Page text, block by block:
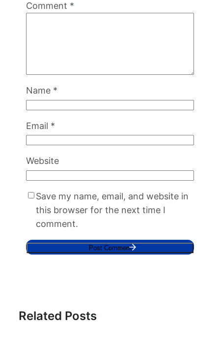
Comment *
Name *
Email *
Website
Save my name, email, and website in
this browser for the next time I
comment.
Related Posts